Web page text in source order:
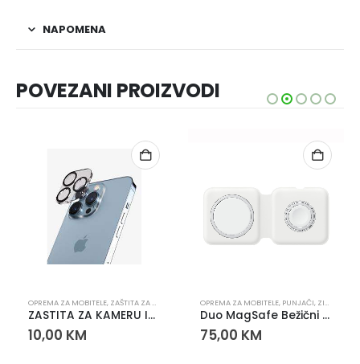
NAPOMENA
POVEZANI PROIZVODI
SLUŠALICE
OPREMA ZA MOBITELE, ZAŠTITA ZA KAMERU
ZASTITA ZA KAMERU IPHONE 11 PRO/11PRO MAX
10,00 KM
OPREMA ZA MOBITELE, PUNJAČI, ZIDNI PUNJAČI
Duo MagSafe Bežični Punjač za iPhone, Apple Watch i AirPods
75,00 KM